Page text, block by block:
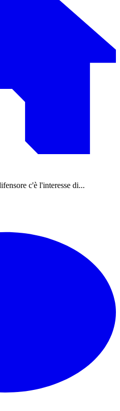
c'è l'interesse di...